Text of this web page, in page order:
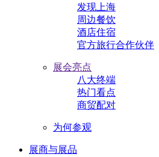
发现上海
周边餐饮
酒店住宿
官方旅行合作伙伴
展会亮点
八大终端
热门看点
商贸配对
为何参观
展商与展品